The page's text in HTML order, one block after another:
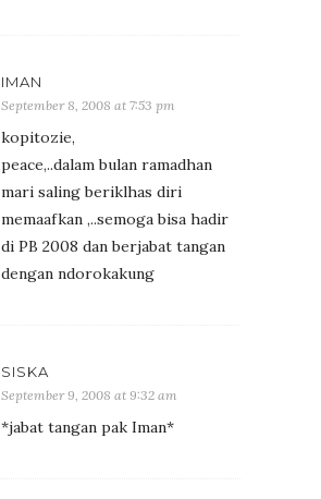
IMAN
September 8, 2008 at 7:53 pm
kopitozie,
peace,..dalam bulan ramadhan
mari saling beriklhas diri
memaafkan ,..semoga bisa hadir
di PB 2008 dan berjabat tangan
dengan ndorokakung
SISKA
September 9, 2008 at 9:32 am
*jabat tangan pak Iman*